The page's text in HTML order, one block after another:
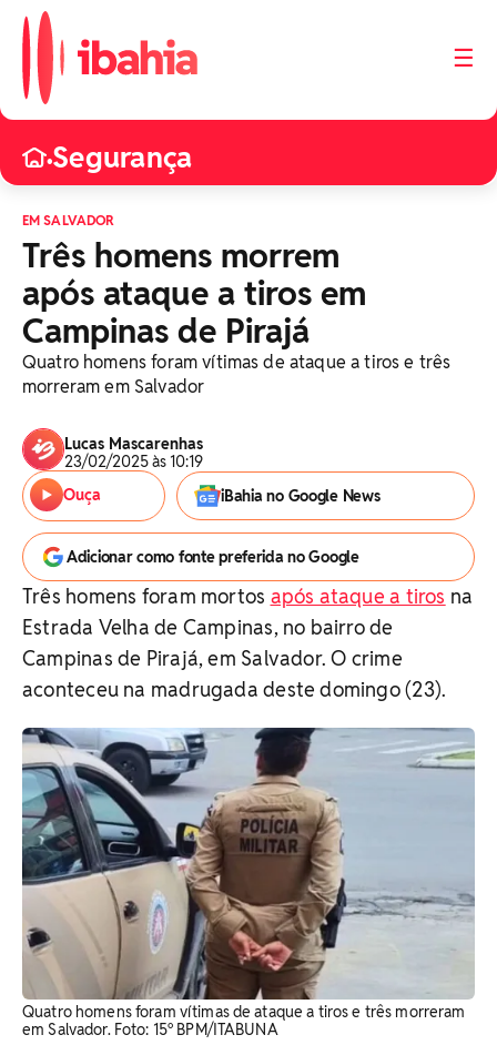
☰
•Segurança
EM SALVADOR
Três homens morrem
após ataque a tiros em
Campinas de Pirajá
Quatro homens foram vítimas de ataque a tiros e três
morreram em Salvador
Lucas Mascarenhas
23/02/2025 às 10:19
Ouça
iBahia no Google News
Adicionar como fonte preferida no Google
Três homens foram mortos após ataque a tiros na
Estrada Velha de Campinas, no bairro de
Campinas de Pirajá, em Salvador. O crime
aconteceu na madrugada deste domingo (23).
Quatro homens foram vítimas de ataque a tiros e três morreram
em Salvador. Foto: 15º BPM/ITABUNA